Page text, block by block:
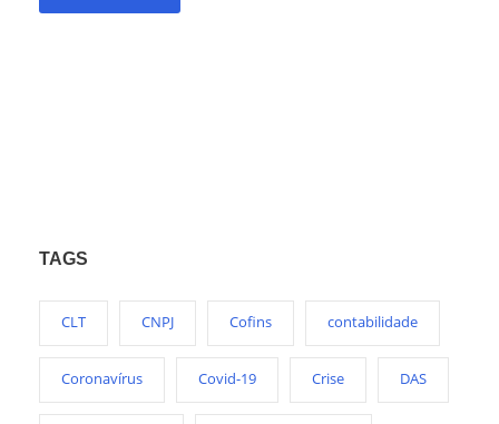
TAGS
CLT CNPJ Cofins contabilidade
Coronavírus Covid-19 Crise DAS